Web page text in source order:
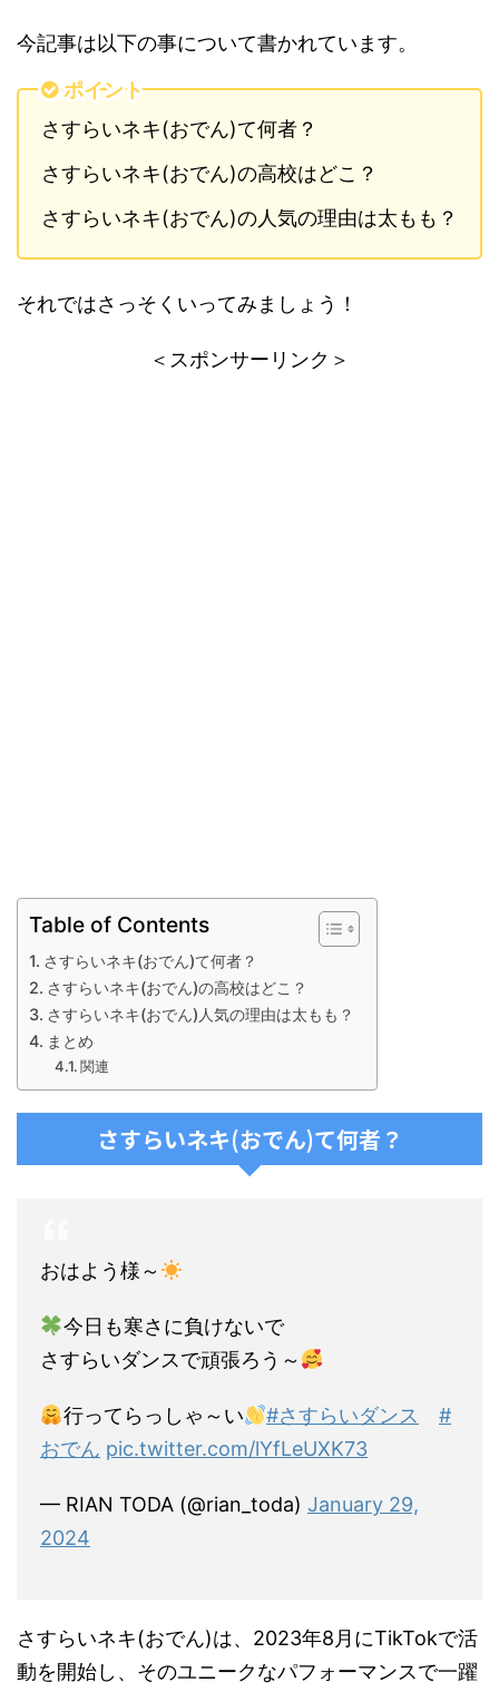
今記事は以下の事について書かれています。
ポイント
さすらいネキ(おでん)て何者？
さすらいネキ(おでん)の高校はどこ？
さすらいネキ(おでん)の人気の理由は太もも？
それではさっそくいってみましょう！
＜スポンサーリンク＞
Table of Contents
さすらいネキ(おでん)て何者？
さすらいネキ(おでん)の高校はどこ？
さすらいネキ(おでん)人気の理由は太もも？
まとめ
関連
さすらいネキ(おでん)て何者？
おはよう様～
今日も寒さに負けないで
さすらいダンスで頑張ろう～
行ってらっしゃ～い #さすらいダンス
#
おでん pic.twitter.com/lYfLeUXK73
— RIAN TODA (@rian_toda) January 29,
2024
さすらいネキ(おでん)は、2023年8月にTikTokで活
動を開始し、そのユニークなパフォーマンスで一躍